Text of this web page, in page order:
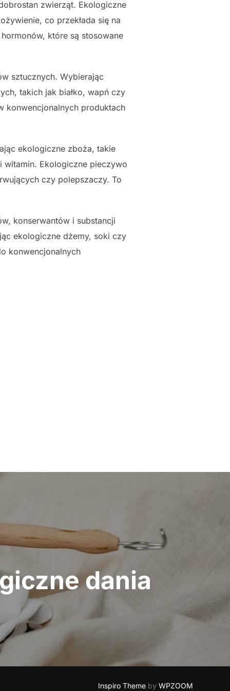
zwierząt. Ekologiczne
co przekłada się na
które są stosowane
sztucznych. Wybierając
takich jak białko, wapń czy
konwencjonalnych produktach
ekologiczne zboża, takie
witamin. Ekologiczne pieczywo
czy polepszaczy. To
konserwantów i substancji
ekologiczne dżemy, soki czy
konwencjonalnych
dania
Inspiro Theme by WPZOOM